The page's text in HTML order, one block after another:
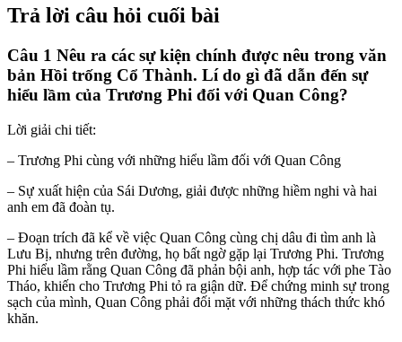
Trả lời câu hỏi cuối bài
Câu 1 Nêu ra các sự kiện chính được nêu trong văn
bản Hồi trống Cổ Thành. Lí do gì đã dẫn đến sự
hiểu lầm của Trương Phi đối với Quan Công?
Lời giải chi tiết:
– Trương Phi cùng với những hiểu lầm đối với Quan Công
– Sự xuất hiện của Sái Dương, giải được những hiềm nghi và hai
anh em đã đoàn tụ.
– Đoạn trích đã kể về việc Quan Công cùng chị dâu đi tìm anh là
Lưu Bị, nhưng trên đường, họ bất ngờ gặp lại Trương Phi. Trương
Phi hiểu lầm rằng Quan Công đã phản bội anh, hợp tác với phe Tào
Tháo, khiến cho Trương Phi tỏ ra giận dữ. Để chứng minh sự trong
sạch của mình, Quan Công phải đối mặt với những thách thức khó
khăn.